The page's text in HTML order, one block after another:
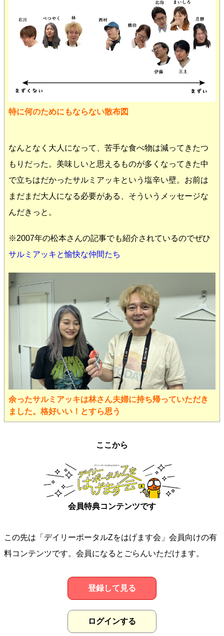
特に何のためにもならない散布図
なんとなく大人になって、苦手な食べ物は減ってきたつ
もりだった。美味しいと思えるものが多くなってきた中
で立ちはだかったサルミアッキという塩辛い壁。お前は
まだまだ大人になる必要がある、そういうメッセージな
んだきっと。
※2007年の松本さんの記事でも紹介されているのでぜひ
サルミアッキと愉快な仲間たち
余ったサルミアッキは林さん夫婦に持ち帰っていただき
ました。格好いい！とすら思う
ここから
会員特典コンテンツです
この先は「デイリーポータルZをはげます会」会員向けの有
料コンテンツです。会員になるとごらんいただけます。
登録して見る
ログインする